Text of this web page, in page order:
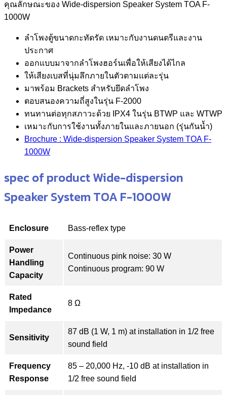
คุณลักษณะของ Wide-dispersion Speaker System TOA F-
1000W
ลำโพงตู้ขนาดกะทัดรัด เหมาะกับงานดนตรีและงาน
ประกาศ
ออกแบบมาจากลำโพงฮอร์นเพื่อให้เสียงได้ไกล
ให้เสียงเบสที่นุ่มลึกภายในตัวตามแต่ละรุ่น
มาพร้อม Brackets สำหรับยึดลำโพง
ตอบสนองความถี่สูงในรุ่น F-2000
ทนทานต่อทุกสภาวะด้วย IPX4 ในรุ่น BTWP และ WTWP
เหมาะกับการใช้งานทั้งภายในและภายนอก (รุ่นกันน้ำ)
Brochure : Wide-dispersion Speaker System TOA F-
1000W
spec of product Wide-dispersion
Speaker System TOA F-1000W
Enclosure Bass-reflex type
Power
Handling
Capacity
Continuous pink noise: 30 W
Continuous program: 90 W
Rated
Impedance
8 Ω
Sensitivity
87 dB (1 W, 1 m) at installation in 1/2 free
sound field
Frequency
Response
85 – 20,000 Hz, -10 dB at installation in
1/2 free sound field